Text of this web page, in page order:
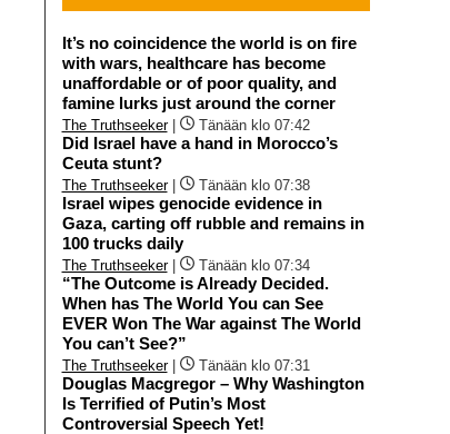
It’s no coincidence the world is on fire
with wars, healthcare has become
unaffordable or of poor quality, and
famine lurks just around the corner
The Truthseeker| Tänään klo 07:42
Did Israel have a hand in Morocco’s
Ceuta stunt?
The Truthseeker| Tänään klo 07:38
Israel wipes genocide evidence in
Gaza, carting off rubble and remains in
100 trucks daily
The Truthseeker| Tänään klo 07:34
“The Outcome is Already Decided.
When has The World You can See
EVER Won The War against The World
You can’t See?”
The Truthseeker| Tänään klo 07:31
Douglas Macgregor – Why Washington
Is Terrified of Putin’s Most
Controversial Speech Yet!